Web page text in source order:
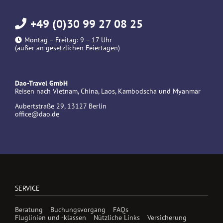
+49 (0)30 99 27 08 25
Montag – Freitag: 9 – 17 Uhr
(außer an gesetzlichen Feiertagen)
Dao-Travel GmbH
Reisen nach Vietnam, China, Laos, Kambodscha und Myanmar
Aubertstraße 29, 13127 Berlin
office@dao.de
SERVICE
Beratung Buchungsvorgang
FAQs
Fluglinien und -klassen
Nützliche Links
Versicherung